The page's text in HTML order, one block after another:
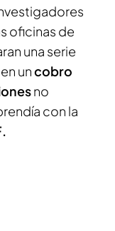
oficinas de
una serie
uncobro
no
con la